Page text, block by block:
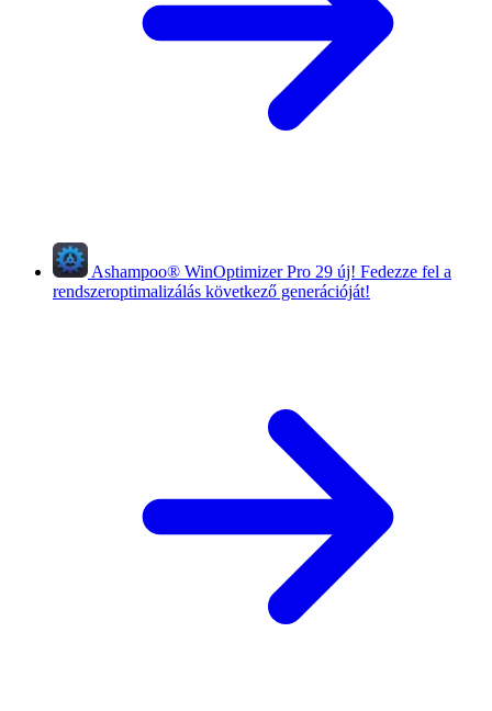
Ashampoo® WinOptimizer Pro 29 új! Fedezze fel a
rendszeroptimalizálás következő generációját!